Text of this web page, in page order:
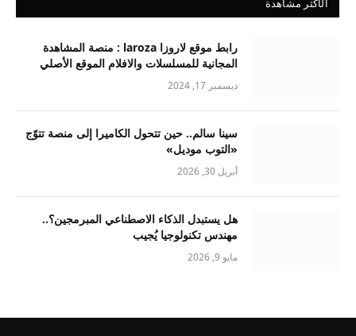
الأكثر مشاهدة
رابط موقع لاروزا laroza : منصة المشاهدة
المجانية للمسلسلات والافلام الموقع الأصلي
ديسمبر 17, 2024
سينا سالم.. حين تتحول الكاميرا إلى منصة تتوّج
«التوب موديل»
أبريل 30, 2026
هل يستبدل الذكاء الاصطناعي المبرمجين؟..
مهندس تكنولوجيا يُجيب
مايو 9, 2026